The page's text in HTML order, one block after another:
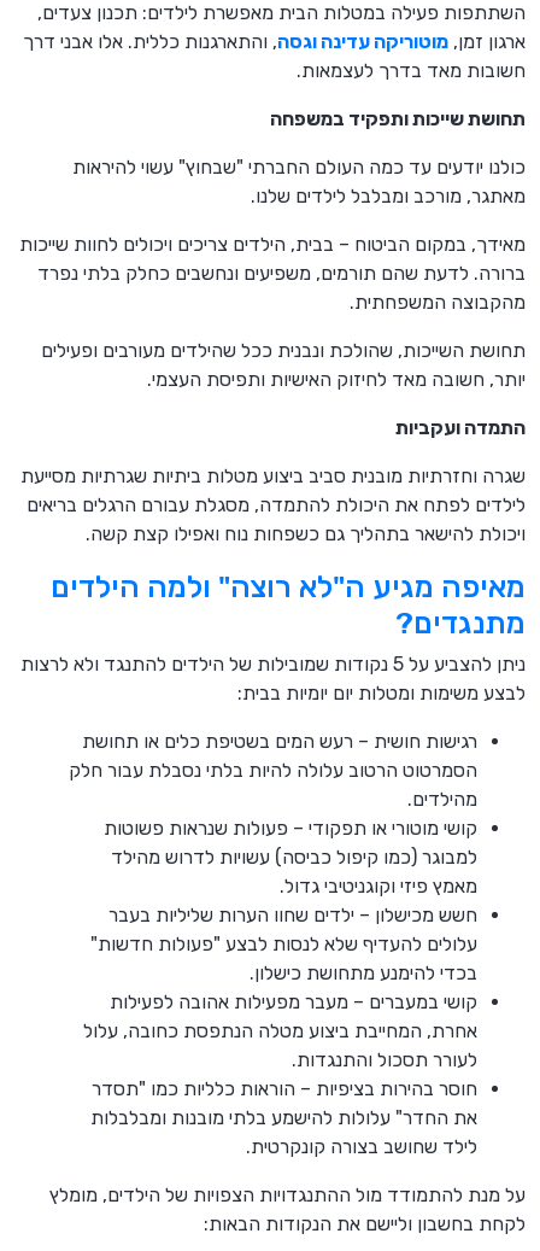
השתתפות פעילה במטלות הבית מאפשרת לילדים: תכנון צעדים,
ארגון זמן, מוטוריקה עדינה וגסה, והתארגנות כללית. אלו אבני דרך
חשובות מאד בדרך לעצמאות.
תחושת שייכות ותפקיד במשפחה
כולנו יודעים עד כמה העולם החברתי "שבחוץ" עשוי להיראות
מאתגר, מורכב ומבלבל לילדים שלנו.
מאידך, במקום הביטוח – בבית, הילדים צריכים ויכולים לחוות שייכות
ברורה. לדעת שהם תורמים, משפיעים ונחשבים כחלק בלתי נפרד
מהקבוצה המשפחתית.
תחושת השייכות, שהולכת ונבנית ככל שהילדים מעורבים ופעילים
יותר, חשובה מאד לחיזוק האישיות ותפיסת העצמי.
התמדה ועקביות
שגרה וחזרתיות מובנית סביב ביצוע מטלות ביתיות שגרתיות מסייעת
לילדים לפתח את היכולת להתמדה, מסגלת עבורם הרגלים בריאים
ויכולת להישאר בתהליך גם כשפחות נוח ואפילו קצת קשה.
מאיפה מגיע ה"לא רוצה" ולמה הילדים
מתנגדים?
ניתן להצביע על 5 נקודות שמובילות של הילדים להתנגד ולא לרצות
לבצע משימות ומטלות יום יומיות בבית:
רגישות חושית – רעש המים בשטיפת כלים או תחושת
הסמרטוט הרטוב עלולה להיות בלתי נסבלת עבור חלק
מהילדים.
קושי מוטורי או תפקודי – פעולות שנראות פשוטות
למבוגר (כמו קיפול כביסה) עשויות לדרוש מהילד
מאמץ פיזי וקוגניטיבי גדול.
חשש מכישלון – ילדים שחוו הערות שליליות בעבר
עלולים להעדיף שלא לנסות לבצע "פעולות חדשות"
בכדי להימנע מתחושת כישלון.
קושי במעברים – מעבר מפעילות אהובה לפעילות
אחרת, המחייבת ביצוע מטלה הנתפסת כחובה, עלול
לעורר תסכול והתנגדות.
חוסר בהירות בציפיות – הוראות כלליות כמו "תסדר
את החדר" עלולות להישמע בלתי מובנות ומבלבלות
לילד שחושב בצורה קונקרטית.
על מנת להתמודד מול ההתנגדויות הצפויות של הילדים, מומלץ
לקחת בחשבון וליישם את הנקודות הבאות: